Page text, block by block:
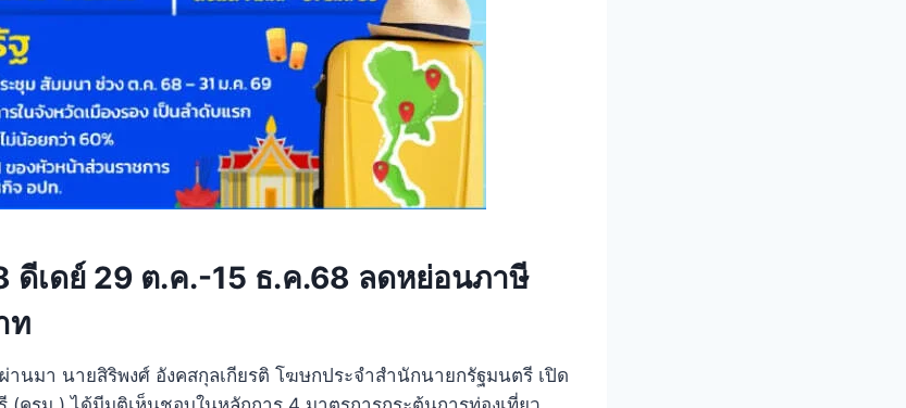
ดีเดย์ 29 ต.ค.-15 ธ.ค.68 ลดหย่อนภาษี
ท
านมา นายสิริพงศ์ อังคสกุลเกียรติ โฆษกประจำสำนักนายกรัฐมนตรี เปิด